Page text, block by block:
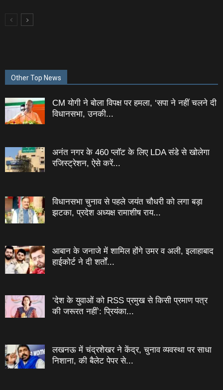
Other Top News
CM योगी ने बोला विपक्ष पर हमला, ‘सपा ने नहीं चलने दी
विधानसभा, उनकी...
अनंत नगर के 460 प्‍लॉट के लिए LDA संडे से खोलेगा
रजिस्‍ट्रेशन, ऐसे करें...
विधानसभा चुनाव से पहले जयंत चौधरी को लगा बड़ा
झटका, प्रदेश अध्यक्ष रामाशीष राय...
आबान के जनाजे में शामिल होंगे उमर व अली, इलाहाबाद
हाईकोर्ट ने दी शर्तों...
‘देश के युवाओं को RSS प्रमुख से किसी प्रमाण पत्र
की जरूरत नहीं’: प्रियंका...
लखनऊ में चंद्रशेखर ने केंद्र, चुनाव व्यवस्था पर साधा
निशाना, की बैलेट पेपर से...